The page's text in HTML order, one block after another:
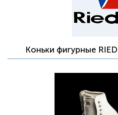
Коньки фигурные